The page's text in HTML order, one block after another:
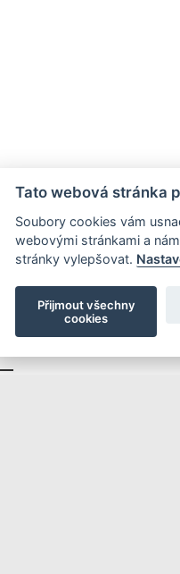
Tato webová stránka
Soubory cookies vám
webovými stránkami a
stránky vylepšovat.
Přijmout všechny
cookies